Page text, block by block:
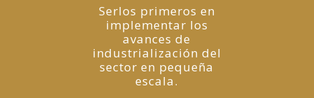
Serlos primeros en
implementar los
avances de
industrialización del
sector en pequeña
escala.